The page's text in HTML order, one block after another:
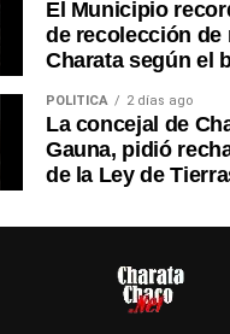
El Municipio
de recolección de
Charata según el
POLÍTICA 2 días ago
La concejal de
Gauna, pidió
de la Ley de